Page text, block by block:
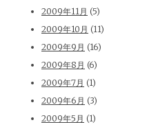
2009年11月 (5)
2009年10月 (11)
2009年9月 (16)
2009年8月 (6)
2009年7月 (1)
2009年6月 (3)
2009年5月 (1)